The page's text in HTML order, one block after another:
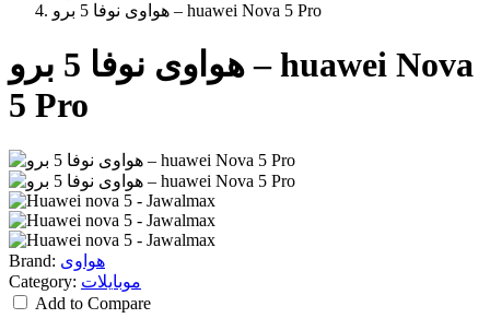
هواوى نوفا 5 برو – huawei Nova 5 Pro
هواوى نوفا 5 برو – huawei Nova
5 Pro
Brand: هواوى
Category: موبايلات
Add to Compare